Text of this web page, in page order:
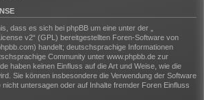
dass es sich bei phpBB um eine unter der „
v2“ (GPL) bereitgestellten Foren-Software von
handelt; deutschsprachige Informationen
Community unter www.phpbb.de zur
haben keinen Einfluss auf die Art und Weise, wie die
Sie können insbesondere die Verwendung der Software
untersagen oder auf Inhalte fremder Foren Einfluss